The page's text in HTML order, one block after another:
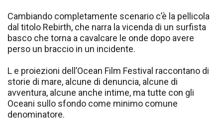
Cambiando completamente scenario c’è la pellicola
dal titolo Rebirth, che narra la vicenda di un surfista
basco che torna a cavalcare le onde dopo avere
perso un braccio in un incidente.
L e proiezioni dell’Ocean Film Festival raccontano di
storie di mare, alcune di denuncia, alcune di
avventura, alcune anche intime, ma tutte con gli
Oceani sullo sfondo come minimo comune
denominatore.